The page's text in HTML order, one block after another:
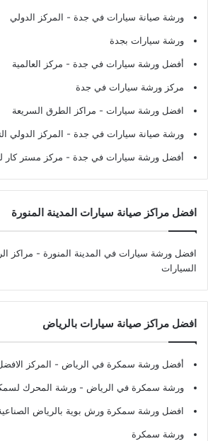
ورشة صيانة سيارات في جدة - المركز الدولي
ورشة سيارات بجدة
أفضل ورشة سيارات في جدة - مركز العالمية
مركز ورشة سيارات في جدة
افضل ورشة سيارات - مراكز الطرق السريعة
ورشة صيانة سيارات في جدة - المركز الدولي
أفضل ورشة سيارات في جدة - مركز مستر كار
افضل مراكز صيانة سيارات المدينة المنورة
افضل ورشة سيارات في المدينة المنورة - مراكز
السيارات
افضل مراكز صيانة سيارات بالرياض
أفضل ورشة سمكرة في الرياض - المركز
ورشة سمكرة في الرياض - ورشة المحرك
افضل ورشة سمكرة ورش بوية بالرياض
ورشة سمكرة